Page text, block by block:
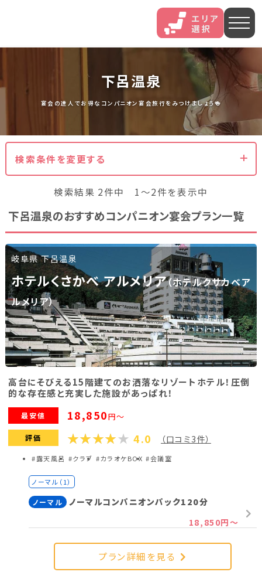
石和 伊香保 熱海
鬼怒川
いわき湯本 越後湯沢
山中 あわら 菊池
北海道・東北
北海道(13) 山形県(3)
宮城県(8)
福島県(26)
関東
栃木県(17) 群馬県(25)
茨城県(4)
埼玉県(1)
東京都(9)
千葉県(14)
神奈川県(14)
東海
静岡県(44) 愛知県(15)
岐阜県(5)
三重県(9)
新潟県(13) 山梨県(19)
長野県(14)
石川県(7)
福井県(3)
下呂温泉
宴会の達人でお得なコンパニオン宴会旅行をみつけましょう🍻
検索条件を変更する
検索結果 2件中 1～2件を表示中
下呂温泉のおすすめコンパニオン宴会プラン一覧
岐阜県 下呂温泉
ホテルくさかべ アルメリア（ホテルクサカベア
ルメリア）
高台にそびえる15階建てのお洒落なリゾートホテル！圧倒
的な存在感と充実した施設があっぱれ！
最安値 18,850円～
評価 4.0 （口コミ3件）
#露天風呂 #クラブ #カラオケBOX #会議室
ノーマル（1）
ノーマル
ノーマルコンパニオンパック120分
18,850円～
プラン詳細を見る